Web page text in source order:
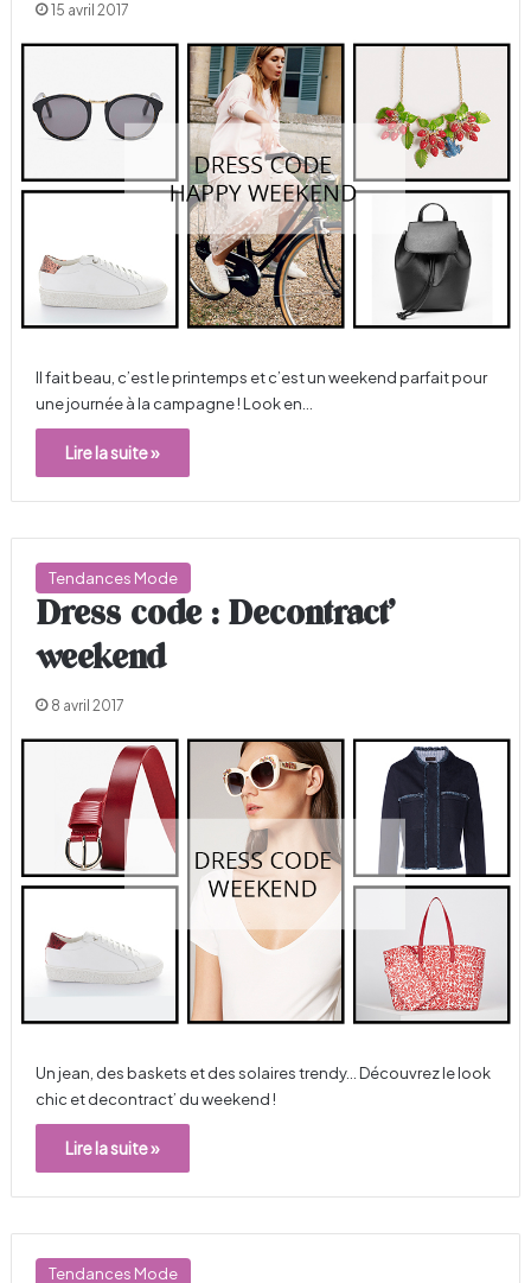
15 avril 2017
Il fait beau, c’est le printemps et c’est un weekend parfait pour
une journée à la campagne ! Look en…
Lire la suite »
Tendances Mode
Dress code : Decontract’
weekend
8 avril 2017
Un jean, des baskets et des solaires trendy… Découvrez le look
chic et decontract’ du weekend !
Lire la suite »
Tendances Mode